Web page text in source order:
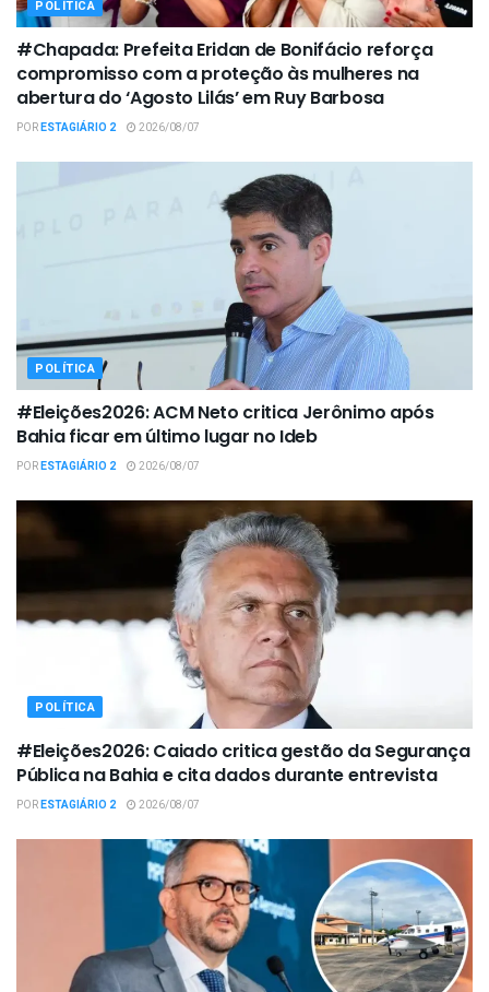
POLÍTICA
#Chapada: Prefeita Eridan de Bonifácio reforça
compromisso com a proteção às mulheres na
abertura do ‘Agosto Lilás’ em Ruy Barbosa
PORESTAGIÁRIO 2 2026/08/07
POLÍTICA
#Eleições2026: ACM Neto critica Jerônimo após
Bahia ficar em último lugar no Ideb
PORESTAGIÁRIO 2 2026/08/07
POLÍTICA
#Eleições2026: Caiado critica gestão da Segurança
Pública na Bahia e cita dados durante entrevista
PORESTAGIÁRIO 2 2026/08/07